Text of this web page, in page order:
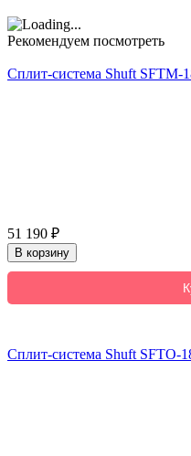
Рекомендуем посмотреть
Сплит-система Shuft SFTM-
51 190 ₽
В корзину
Сплит-система Shuft SFTO-